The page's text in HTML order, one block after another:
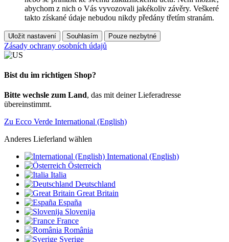
abychom z nich o Vás vyvozovali jakékoliv závěry. Veškeré
takto získané údaje nebudou nikdy předány třetím stranám.
Uložit nastavení Souhlasím Pouze nezbytné
Zásady ochrany osobních údajů
Bist du im richtigen Shop?
Bitte wechsle zum Land, das mit deiner Lieferadresse
übereinstimmt.
Zu Ecco Verde International (English)
Anderes Lieferland wählen
International (English)
Österreich
Italia
Deutschland
Great Britain
España
Slovenija
France
România
Sverige